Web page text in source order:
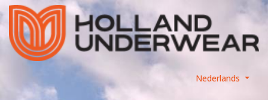
Nederlands